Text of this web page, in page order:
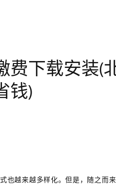
下载安装(
钱)
也越来越多样化。但是，随之而